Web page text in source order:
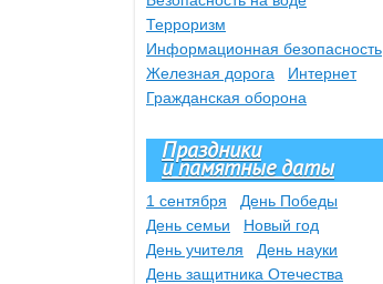
Терроризм
Информационная безопасность
Железная дорога
Интернет
Гражданская оборона
Праздники
и памятные даты
1 сентября
День Победы
День семьи
Новый год
День учителя
День науки
День защитника Отечества